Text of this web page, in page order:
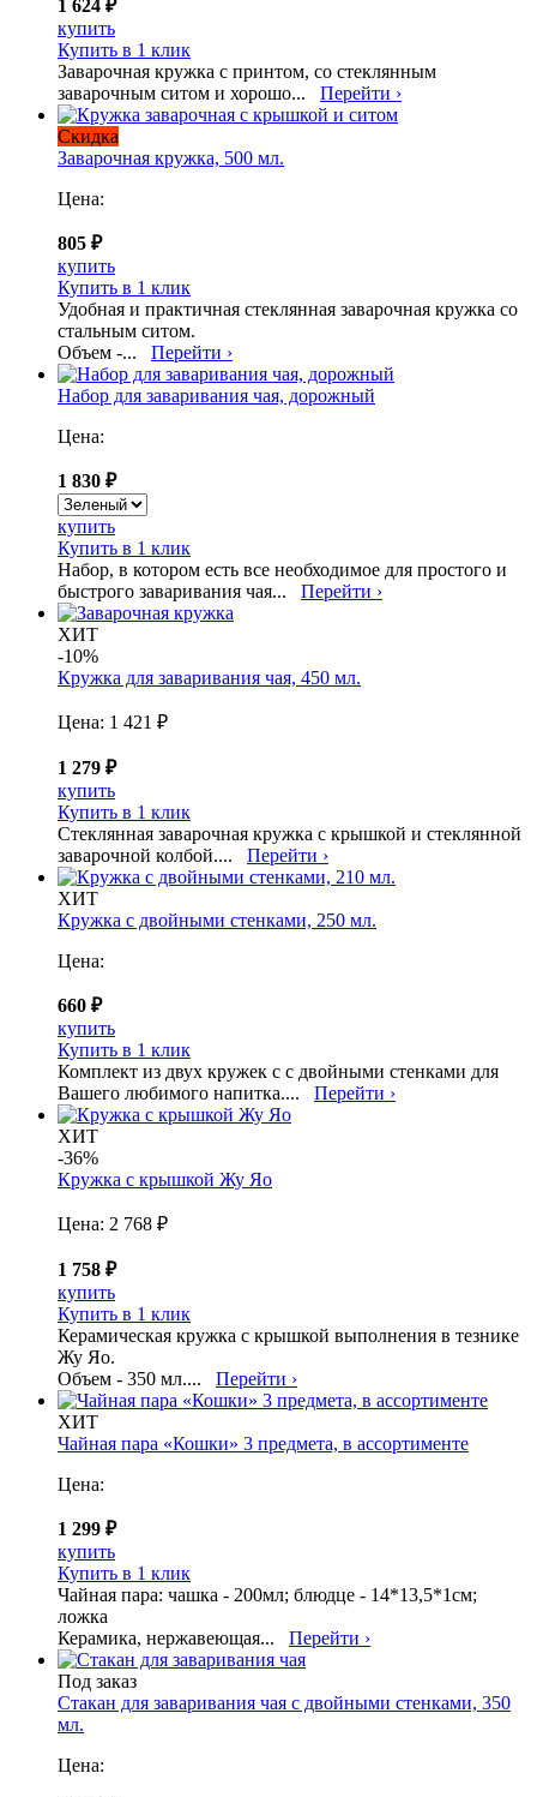
1 624 ₽
купить
Купить в 1 клик
Заварочная кружка с принтом, со стеклянным
заварочным ситом и хорошо... Перейти ›
Скидка
Заварочная кружка, 500 мл.
Цена:
805 ₽
купить
Купить в 1 клик
Удобная и практичная стеклянная заварочная кружка со
стальным ситом.
Объем -... Перейти ›
Набор для заваривания чая, дорожный
Цена:
1 830 ₽
купить
Купить в 1 клик
Набор, в котором есть все необходимое для простого и
быстрого заваривания чая... Перейти ›
ХИТ
-10%
Кружка для заваривания чая, 450 мл.
Цена: 1 421 ₽
1 279 ₽
купить
Купить в 1 клик
Стеклянная заварочная кружка с крышкой и стеклянной
заварочной колбой.... Перейти ›
ХИТ
Кружка с двойными стенками, 250 мл.
Цена:
660 ₽
купить
Купить в 1 клик
Комплект из двух кружек с с двойными стенками для
Вашего любимого напитка.... Перейти ›
ХИТ
-36%
Кружка с крышкой Жу Яо
Цена: 2 768 ₽
1 758 ₽
купить
Купить в 1 клик
Керамическая кружка с крышкой выполнения в тезнике
Жу Яо.
Объем - 350 мл.... Перейти ›
ХИТ
Чайная пара «Кошки» 3 предмета, в ассортименте
Цена:
1 299 ₽
купить
Купить в 1 клик
Чайная пара: чашка - 200мл; блюдце - 14*13,5*1см;
ложка
Керамика, нержавеющая... Перейти ›
Под заказ
Стакан для заваривания чая с двойными стенками, 350
мл.
Цена: